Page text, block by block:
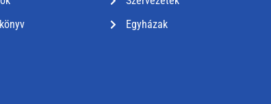
Egyházak